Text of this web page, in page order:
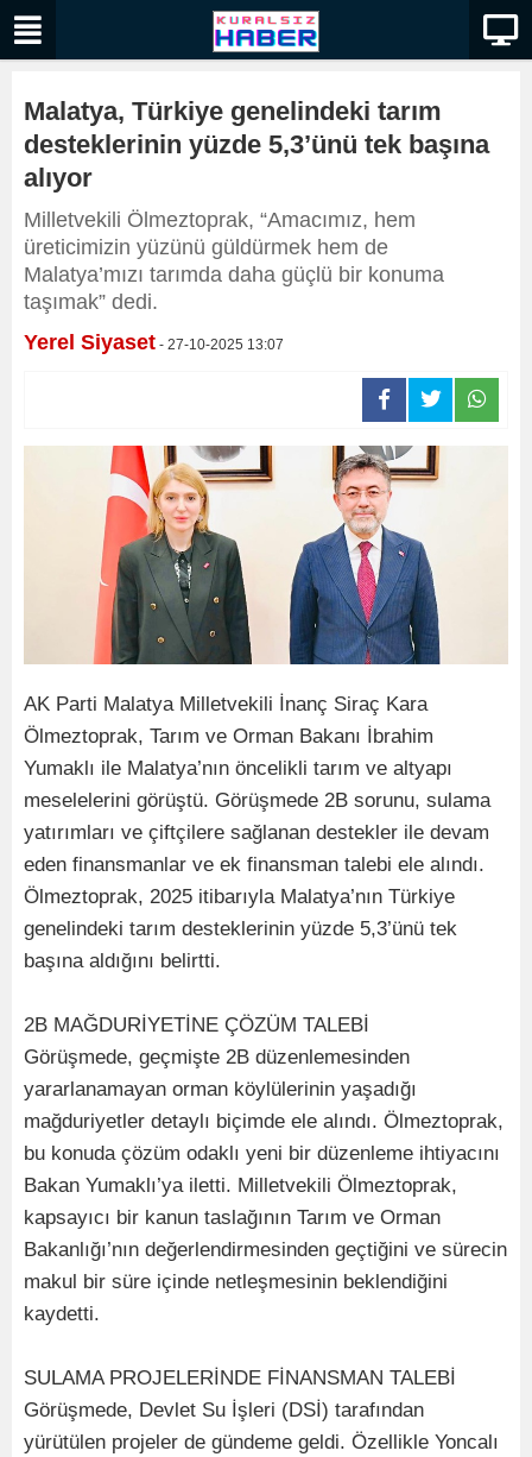
Malatya, Türkiye genelindeki tarım
desteklerinin yüzde 5,3’ünü tek başına
alıyor
Milletvekili Ölmeztoprak, “Amacımız, hem
üreticimizin yüzünü güldürmek hem de
Malatya’mızı tarımda daha güçlü bir konuma
taşımak” dedi.
Yerel Siyaset - 27-10-2025 13:07
AK Parti Malatya Milletvekili İnanç Siraç Kara
Ölmeztoprak, Tarım ve Orman Bakanı İbrahim
Yumaklı ile Malatya’nın öncelikli tarım ve altyapı
meselelerini görüştü. Görüşmede 2B sorunu, sulama
yatırımları ve çiftçilere sağlanan destekler ile devam
eden finansmanlar ve ek finansman talebi ele alındı.
Ölmeztoprak, 2025 itibarıyla Malatya’nın Türkiye
genelindeki tarım desteklerinin yüzde 5,3’ünü tek
başına aldığını belirtti.
2B MAĞDURİYETİNE ÇÖZÜM TALEBİ
Görüşmede, geçmişte 2B düzenlemesinden
yararlanamayan orman köylülerinin yaşadığı
mağduriyetler detaylı biçimde ele alındı. Ölmeztoprak,
bu konuda çözüm odaklı yeni bir düzenleme ihtiyacını
Bakan Yumaklı’ya iletti. Milletvekili Ölmeztoprak,
kapsayıcı bir kanun taslağının Tarım ve Orman
Bakanlığı’nın değerlendirmesinden geçtiğini ve sürecin
makul bir süre içinde netleşmesinin beklendiğini
kaydetti.
SULAMA PROJELERİNDE FİNANSMAN TALEBİ
Görüşmede, Devlet Su İşleri (DSİ) tarafından
yürütülen projeler de gündeme geldi. Özellikle Yoncalı